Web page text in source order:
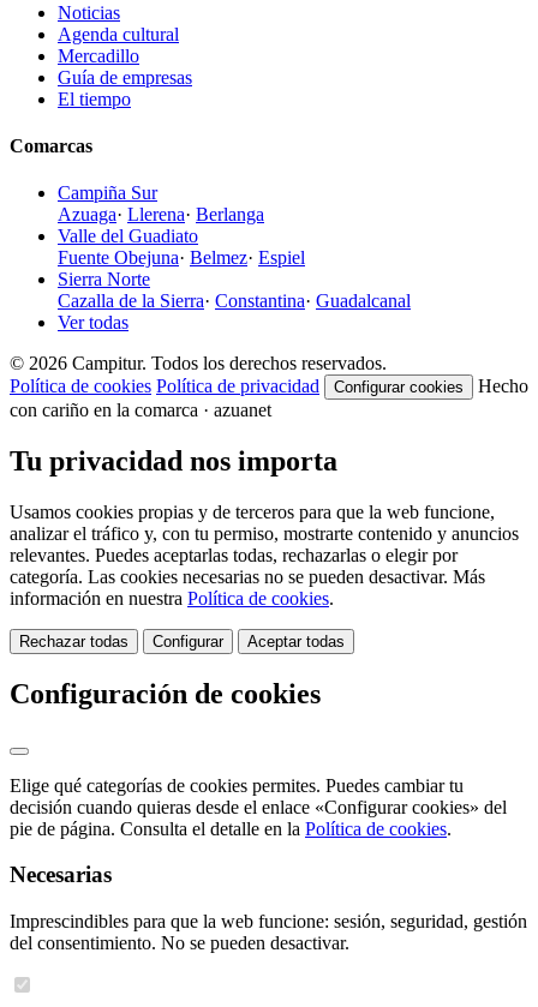
Noticias
Agenda cultural
Mercadillo
Guía de empresas
El tiempo
Comarcas
Campiña Sur
Azuaga· Llerena· Berlanga
Valle del Guadiato
Fuente Obejuna· Belmez· Espiel
Sierra Norte
Cazalla de la Sierra· Constantina· Guadalcanal
Ver todas
© 2026 Campitur. Todos los derechos reservados.
Política de cookies Política de privacidad Configurar cookies
Hecho
con cariño en la comarca · azuanet
Tu privacidad nos importa
Usamos cookies propias y de terceros para que la web funcione,
analizar el tráfico y, con tu permiso, mostrarte contenido y anuncios
relevantes. Puedes aceptarlas todas, rechazarlas o elegir por
categoría. Las cookies necesarias no se pueden desactivar. Más
información en nuestra Política de cookies.
Rechazar todas Configurar Aceptar todas
Configuración de cookies
Elige qué categorías de cookies permites. Puedes cambiar tu
decisión cuando quieras desde el enlace «Configurar cookies» del
pie de página. Consulta el detalle en la Política de cookies.
Necesarias
Imprescindibles para que la web funcione: sesión, seguridad, gestión
del consentimiento. No se pueden desactivar.